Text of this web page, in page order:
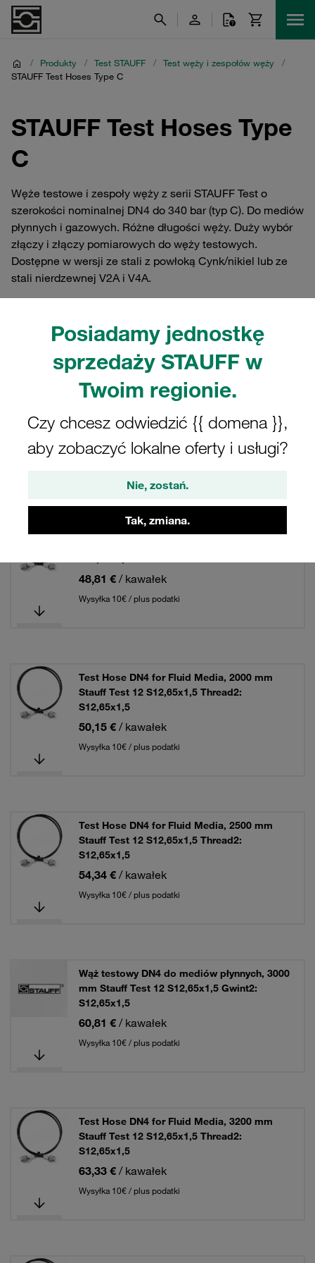
Posiadamy jednostkę
sprzedaży STAUFF w
Twoim regionie.
Czy chcesz odwiedzić {{ domena }},
aby zobaczyć lokalne oferty i usługi?
Nie, zostań.
Tak, zmiana.
/ Produkty / Test STAUFF / Test węży i zespołów węży
/
STAUFF Test Hoses Type C
STAUFF Test Hoses Type
C
Węże testowe i zespoły węży z serii STAUFF Test o
szerokości nominalnej DN4 do 340 bar (typ C). Do mediów
płynnych i gazowych. Różne długości węży. Duży wybór
złączy i złączy pomiarowych do węży testowych.
Dostępne w wersji ze stali z powłoką Cynk/nikiel lub ze
stali nierdzewnej V2A i V4A.
Filtry / Sortowanie
Test węży i zespołów węży
294 Wyniki
Test Hose DN4 for Fluid Media, 1500 mm
48,81 € / kawałek
Wysyłka 10€ / plus podatki
Test Hose DN4 for Fluid Media, 2000 mm
Stauff Test 12 S12,65x1,5 Thread2:
S12,65x1,5
50,15 € / kawałek
Wysyłka 10€ / plus podatki
Test Hose DN4 for Fluid Media, 2500 mm
Stauff Test 12 S12,65x1,5 Thread2:
S12,65x1,5
54,34 € / kawałek
Wysyłka 10€ / plus podatki
Wąż testowy DN4 do mediów płynnych, 3000
mm Stauff Test 12 S12,65x1,5 Gwint2:
S12,65x1,5
60,81 € / kawałek
Wysyłka 10€ / plus podatki
Test Hose DN4 for Fluid Media, 3200 mm
Stauff Test 12 S12,65x1,5 Thread2:
S12,65x1,5
63,33 € / kawałek
Wysyłka 10€ / plus podatki